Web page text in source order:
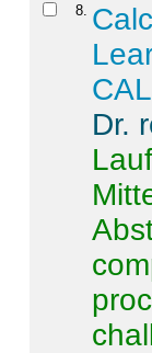
8
Dr.